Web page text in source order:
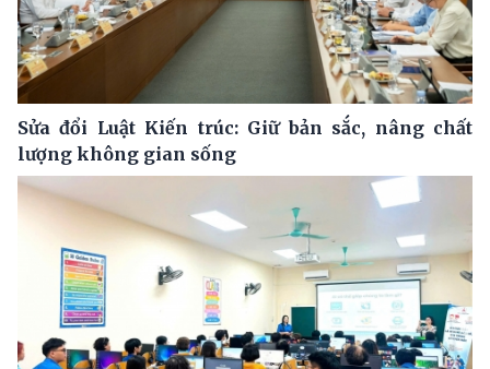
Sửa đổi Luật Kiến trúc: Giữ bản sắc, nâng chất
lượng không gian sống